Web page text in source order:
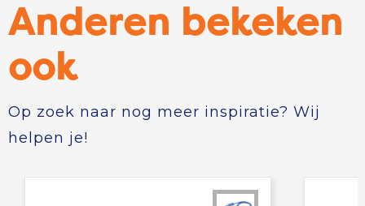
Anderen bekeken
ook
Op zoek naar nog meer inspiratie? Wij
helpen je!